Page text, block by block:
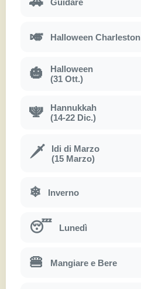
Guidare
🎺 Halloween Charleston
🎃
Halloween
(31 Ott.)
🕎
Hannukkah
(14-22 Dic.)
🗡
Idi di Marzo
(15 Marzo)
❄ Inverno
😴 Lunedì
🍔 Mangiare e Bere